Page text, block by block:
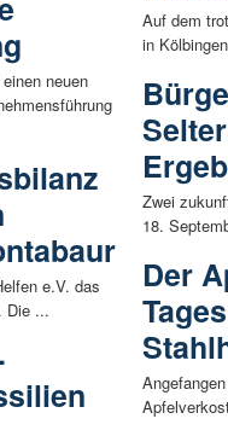
neuen
e.V. das
Die ...
Auf dem
in
Zwei
18.
Der